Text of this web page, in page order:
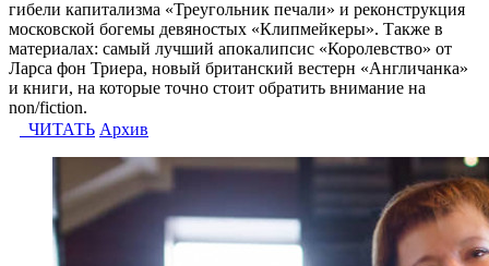
гибели капитализма «Треугольник печали» и реконструкция
московской богемы девяностых «Клипмейкеры». Также в
материалах: самый лучший апокалипсис «Королевство» от
Ларса фон Триера, новый британский вестерн «Англичанка»
и книги, на которые точно стоит обратить внимание на
non/fiction.
ЧИТАТЬ Архив